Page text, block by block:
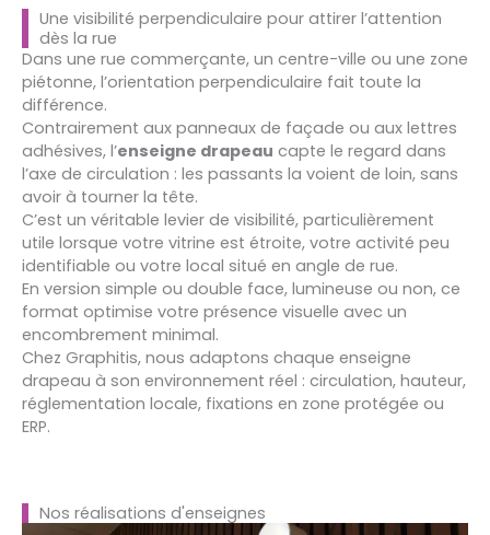
Une visibilité perpendiculaire pour attirer l’attention
dès la rue
Dans une rue commerçante, un centre-ville ou une zone
piétonne, l’orientation perpendiculaire fait toute la
différence.
Contrairement aux panneaux de façade ou aux lettres
adhésives, l’enseigne drapeau capte le regard dans
l’axe de circulation : les passants la voient de loin, sans
avoir à tourner la tête.
C’est un véritable levier de visibilité, particulièrement
utile lorsque votre vitrine est étroite, votre activité peu
identifiable ou votre local situé en angle de rue.
En version simple ou double face, lumineuse ou non, ce
format optimise votre présence visuelle avec un
encombrement minimal.
Chez Graphitis, nous adaptons chaque enseigne
drapeau à son environnement réel : circulation, hauteur,
réglementation locale, fixations en zone protégée ou
ERP.
Nos réalisations d'enseignes